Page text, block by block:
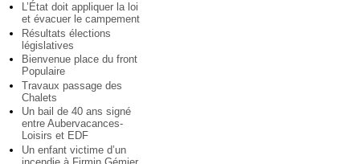
L’État doit appliquer la loi
et évacuer le campement
Résultats élections
législatives
Bienvenue place du front
Populaire
Travaux passage des
Chalets
Un bail de 40 ans signé
entre Aubervacances-
Loisirs et EDF
Un enfant victime d’un